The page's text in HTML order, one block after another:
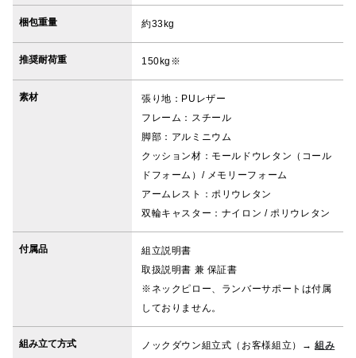
梱包重量 約33kg
推奨耐荷重 150kg※
素材
張り地：PUレザー
フレーム：スチール
脚部：アルミニウム
クッション材：モールドウレタン（コール
ドフォーム）/ メモリーフォーム
アームレスト：ポリウレタン
双輪キャスター：ナイロン / ポリウレタン
付属品
組立説明書
取扱説明書 兼 保証書
※ネックピロー、ランバーサポートは付属
しておりません。
組み立て方式 ノックダウン組立式（お客様組立）→組み